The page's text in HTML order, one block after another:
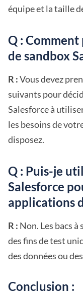
équipe et la taille
Q :
de sandbox
R :Vous devez
suivants pour
Salesforce à
les besoins de
disposez.
Q : Puis-je
Salesforce
applications
R : Non. Les bacs
des fins de test
des données ou
Conclusion :